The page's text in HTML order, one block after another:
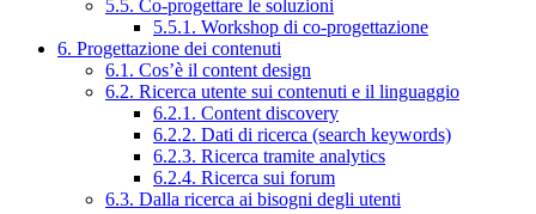
5.5. Co-progettare le soluzioni
5.5.1. Workshop di co-progettazione
6. Progettazione dei contenuti
6.1. Cos’è il content design
6.2. Ricerca utente sui contenuti e il linguaggio
6.2.1. Content discovery
6.2.2. Dati di ricerca (search keywords)
6.2.3. Ricerca tramite analytics
6.2.4. Ricerca sui forum
6.3. Dalla ricerca ai bisogni degli utenti